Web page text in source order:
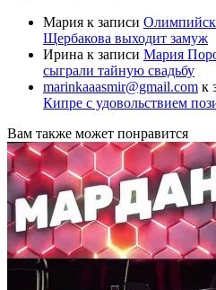
Мария к записи
Щербакова выходит замуж
Ирина к записи Мария
сыграли тайную свадьбу
marinkaaasmir@gmail.com к
Кипре с удовольствием
Вам также может понравится